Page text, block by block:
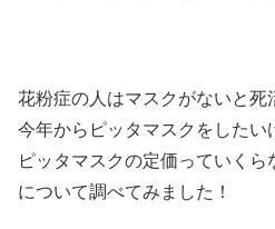
花粉症の人はマスクがないと死
今年からピッタマスクをしたい
ピッタマスクの定価っていくら
について調べてみました！